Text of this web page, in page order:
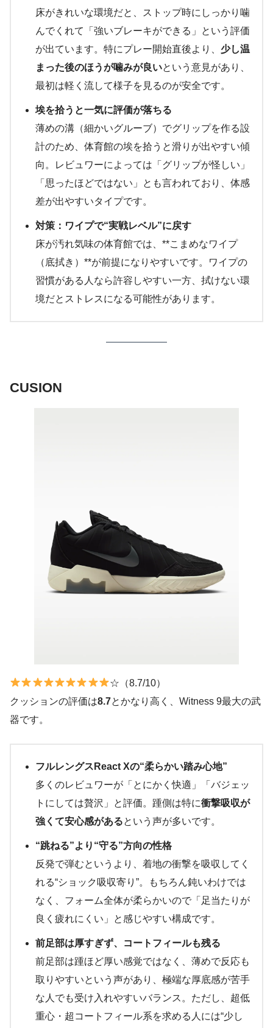
床がきれいな環境だと、ストップ時にしっかり噛
んでくれて「強いブレーキができる」という評価
が出ています。特にプレー開始直後より、 少し温
まった後のほうが噛みが良いという意見があり、
最初は軽く流して様子を見るのが安全です。
埃を拾うと一気に評価が落ちる
薄めの溝（細かいグルーブ）でグリップを作る設
計のため、体育館の埃を拾うと滑りが出やすい傾
向。レビュワーによっては「グリップが怪しい」
「思ったほどではない」とも言われており、体感
差が出やすいタイプです。
対策：ワイプで“実戦レベル”に戻す
床が汚れ気味の体育館では、**こまめなワイプ
（底拭き）**が前提になりやすいです。ワイプの
習慣がある人なら許容しやすい一方、拭けない環
境だとストレスになる可能性があります。
CUSION
☆（8.7/10）
クッションの評価は8.7とかなり高く、Witness 9最大の武
器です。
フルレングスReact Xの“柔らかい踏み心地”
多くのレビュワーが「とにかく快適」「バジェッ
トにしては贅沢」と評価。踵側は特に衝撃吸収が
強くて安心感があるという声が多いです。
“跳ねる”より“守る”方向の性格
反発で弾むというより、着地の衝撃を吸収してく
れる“ショック吸収寄り”。もちろん鈍いわけでは
なく、フォーム全体が柔らかいので「足当たりが
良く疲れにくい」と感じやすい構成です。
前足部は厚すぎず、コートフィールも残る
前足部は踵ほど厚い感覚ではなく、薄めで反応も
取りやすいという声があり、極端な厚底感が苦手
な人でも受け入れやすいバランス。ただし、超低
重心・超コートフィール系を求める人には“少し